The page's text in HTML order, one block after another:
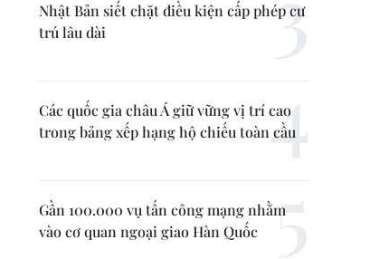
Nhật Bản siết chặt điều kiện cấp phép cư
trú lâu dài
Các quốc gia châu Á giữ vững vị trí cao
trong bảng xếp hạng hộ chiếu toàn cầu
Gần 100.000 vụ tấn công mạng nhằm
vào cơ quan ngoại giao Hàn Quốc